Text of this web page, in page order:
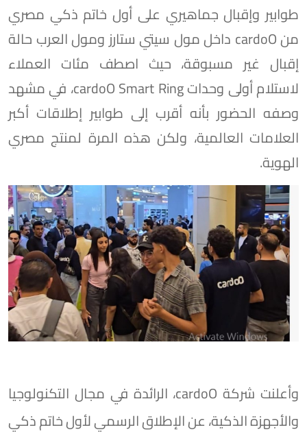
طوابير وإقبال جماهيري على أول خاتم ذكي مصري
من cardoO داخل مول سيتي ستارز ومول العرب حالة
إقبال غير مسبوقة، حيث اصطف مئات العملاء
لاستلام أولى وحدات cardoO Smart Ring، في مشهد
وصفه الحضور بأنه أقرب إلى طوابير إطلاقات أكبر
العلامات العالمية، ولكن هذه المرة لمنتج مصري
الهوية.
وأعلنت شركة cardoO، الرائدة في مجال التكنولوجيا
والأجهزة الذكية، عن الإطلاق الرسمي لأول خاتم ذكي